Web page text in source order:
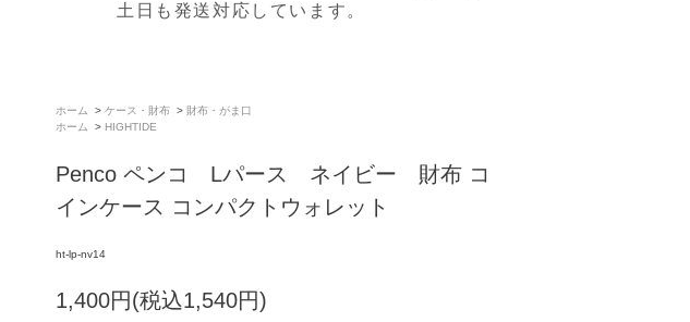
土日も発送対応しています。
ホーム > ケース・財布 > 財布・がま口
ホーム
> HIGHTIDE
Penco ペンコ Lパース ネイビー 財布 コ
インケース コンパクトウォレット
ht-lp-nv14
1,400円(税込1,540円)